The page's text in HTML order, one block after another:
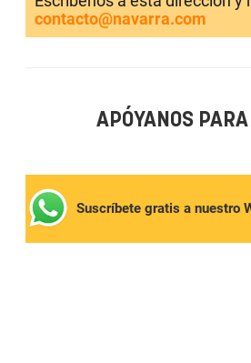
contacto@navarra.com
APÓYANOS
Suscríbete gratis a nuestro